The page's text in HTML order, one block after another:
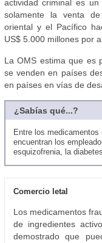
actividad criminal es un
solamente la venta de
oriental y el Pacífico
US$ 5.000 millones por
La OMS estima que es
se venden en países
en países en vías de
¿Sabías qué...?
Entre los
encuentran los
esquizofrenia, la
Comercio letal
Los medicamentos
de ingredientes
demostrado que